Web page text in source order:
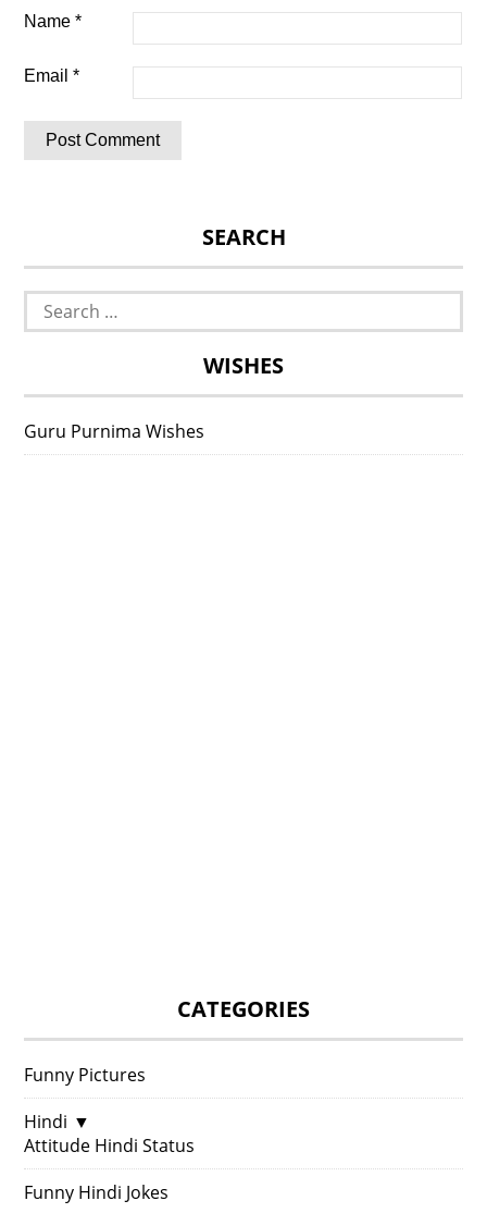
Name*
Email*
SEARCH
Search
for:
WISHES
Guru Purnima Wishes
CATEGORIES
Funny Pictures
Hindi ▼
Attitude Hindi Status
Funny Hindi Jokes